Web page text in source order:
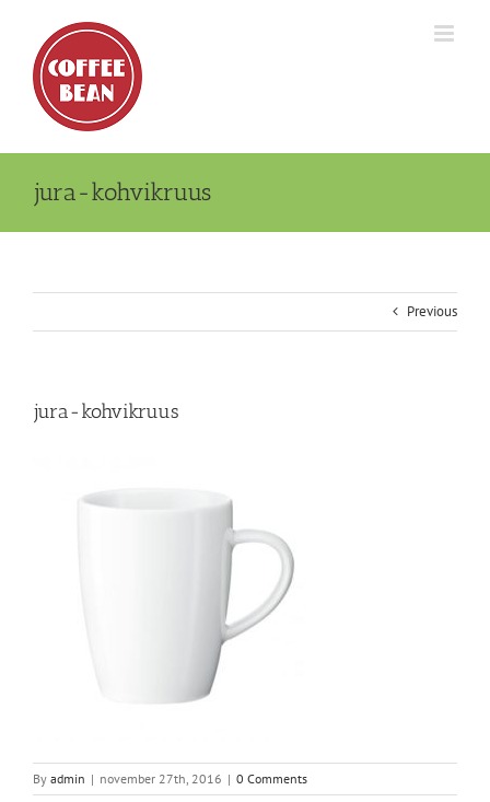
content
jura-kohvikruus
Previous
jura-kohvikruus
By admin | november 27th, 2016 | 0 Comments